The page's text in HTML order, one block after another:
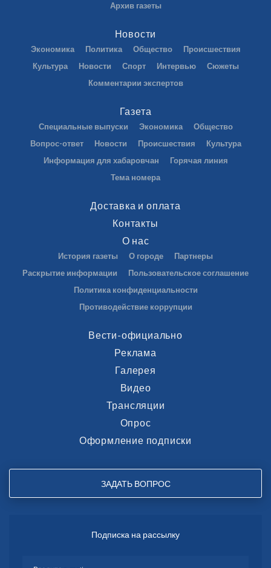
Архив газеты
Новости
Экономика Политика Общество
Происшествия
Культура
Новости Спорт Интервью
Сюжеты
Комментарии экспертов
Газета
Специальные выпуски Экономика
Общество
Вопрос-ответ
Новости Происшествия
Культура
Информация для хабаровчан
Горячая линия
Тема номера
Доставка и оплата
Контакты
О нас
История газеты О городе
Партнеры
Раскрытие информации
Пользовательское соглашение
Политика конфиденциальности
Противодействие коррупции
Вести-официально
Реклама
Галерея
Видео
Трансляции
Опрос
Оформление подписки
ЗАДАТЬ ВОПРОС
Подписка на рассылку